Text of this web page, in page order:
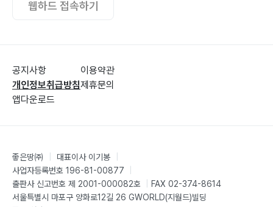
웹하드 접속하기
공지사항
개인정보취급방침
앱다운로드
이용약관
제휴문의
좋은땅㈜ 대표이사 이기봉
사업자등록번호 196-81-00877
출판사 신고번호 제 2001-000082호
FAX 02-374-8614
서울특별시 마포구 양화로12길 26 GWORLD(지월드)빌딩